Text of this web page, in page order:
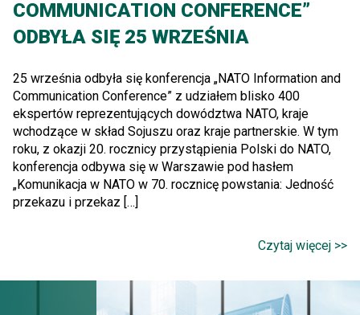
COMMUNICATION CONFERENCE”
ODBYŁA SIĘ 25 WRZEŚNIA
25 września odbyła się konferencja „NATO Information and
Communication Conference” z udziałem blisko 400
ekspertów reprezentujących dowództwa NATO, kraje
wchodzące w skład Sojuszu oraz kraje partnerskie. W tym
roku, z okazji 20. rocznicy przystąpienia Polski do NATO,
konferencja odbywa się w Warszawie pod hasłem
„Komunikacja w NATO w 70. rocznicę powstania: Jedność
przekazu i przekaz […]
Czytaj więcej >>